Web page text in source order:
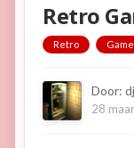
Retro
Retro
Door:
28